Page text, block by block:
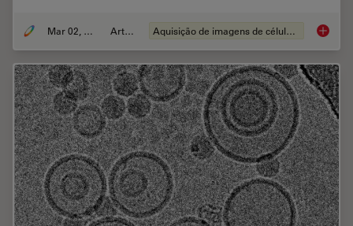
Mar 02, 2015 Article Aquisição de imagens de células vivas